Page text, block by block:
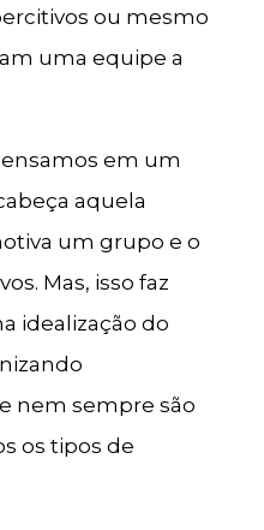
ou mesmo
uma equipe a
em um
aquela
um grupo e o
Mas, isso faz
idealização do
nem sempre são
os tipos de